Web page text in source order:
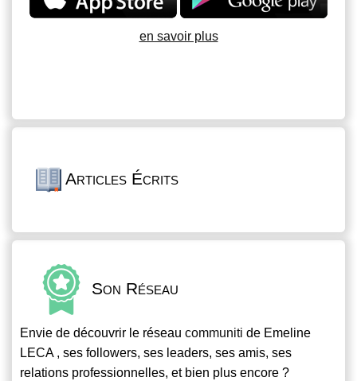
en savoir plus
Articles Écrits
Son Réseau
Envie de découvrir le réseau communiti de Emeline
LECA , ses followers, ses leaders, ses amis, ses
relations professionnelles, et bien plus encore ?